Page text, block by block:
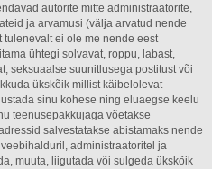
autorite mitte administraatorite,
ja arvamusi (välja arvatud nende
ei ole me nende eest
ühtegi solvavat, roppu, labast,
seksuaalse suunitlusega postitust või
ükskõik millist käibelolevat
sinu kohese ning eluaegse keelu
teenusepakkujaga võetakse
salvestatakse abistamaks nende
administraatoritel ja
muuta, liigutada või sulgeda ükskõik